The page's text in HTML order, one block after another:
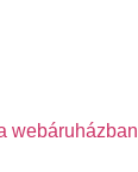
webáruházban